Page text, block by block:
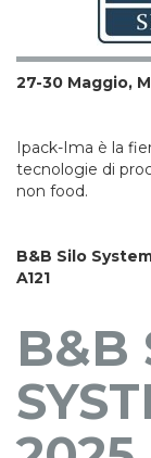
27-30 Maggio,
Ipack-Ima è la
tecnologie di
non food.
B&B Silo
A121
B&B